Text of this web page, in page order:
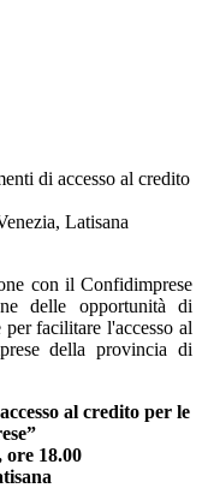
di accesso al credito
Latisana
con il Confidimprese
delle opportunità di
facilitare l'accesso al
della provincia di
al credito per le
ore 18.00